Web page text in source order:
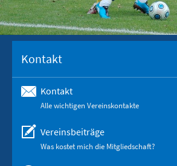
Kontakt
Kontakt
Alle wichtigen Vereinskontakte
Vereinsbeiträge
Was kostet mich die Mitgliedschaft?